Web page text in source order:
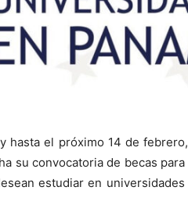
hastael próximo 14 de febrero,
su convocatoria de becas para
estudiar en universidades